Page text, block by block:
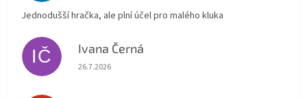
Jednodušší hračka, ale plní účel pro malého kluka
IČ Ivana Černá
Hodnocení obchodu je 5 z 5 hvězdiček.
26.7.2026